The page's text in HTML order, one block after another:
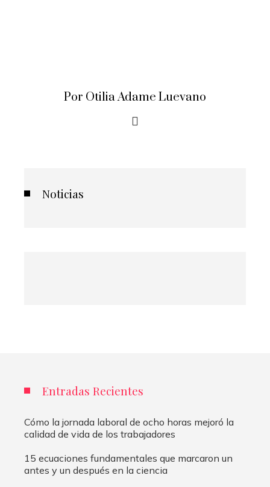
Por Otilia Adame Luevano
Noticias
Entradas Recientes
Cómo la jornada laboral de ocho horas mejoró la
calidad de vida de los trabajadores
15 ecuaciones fundamentales que marcaron un
antes y un después en la ciencia